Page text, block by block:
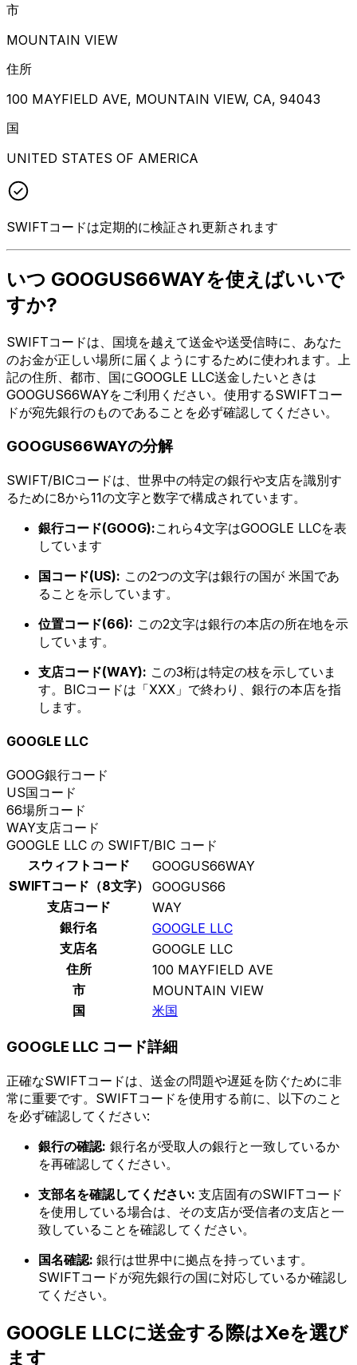
市
MOUNTAIN VIEW
住所
100 MAYFIELD AVE, MOUNTAIN VIEW, CA, 94043
国
UNITED STATES OF AMERICA
SWIFTコードは定期的に検証され更新されます
いつ GOOGUS66WAYを使えばいいで
すか?
SWIFTコードは、国境を越えて送金や送受信時に、あなた
のお金が正しい場所に届くようにするために使われます。上
記の住所、都市、国にGOOGLE LLC送金したいときは
GOOGUS66WAYをご利用ください。使用するSWIFTコー
ドが宛先銀行のものであることを必ず確認してください。
GOOGUS66WAYの分解
SWIFT/BICコードは、世界中の特定の銀行や支店を識別す
るために8から11の文字と数字で構成されています。
銀行コード(GOOG):これら4文字はGOOGLE LLCを表
しています
国コード(US): この2つの文字は銀行の国が 米国であ
ることを示しています。
位置コード(66): この2文字は銀行の本店の所在地を示
しています。
支店コード(WAY): この3桁は特定の枝を示していま
す。BICコードは「XXX」で終わり、銀行の本店を指
します。
GOOGLE LLC
GOOG銀行コード
US国コード
66場所コード
WAY支店コード
GOOGLE LLC の SWIFT/BIC コード
スウィフトコード
GOOGUS66WAY
SWIFTコード（8文字）
GOOGUS66
支店コード
WAY
銀行名
GOOGLE LLC
支店名
GOOGLE LLC
住所
100 MAYFIELD AVE
市
MOUNTAIN VIEW
国
米国
GOOGLE LLC コード詳細
正確なSWIFTコードは、送金の問題や遅延を防ぐために非
常に重要です。SWIFTコードを使用する前に、以下のこと
を必ず確認してください:
銀行の確認: 銀行名が受取人の銀行と一致しているか
を再確認してください。
支部名を確認してください: 支店固有のSWIFTコード
を使用している場合は、その支店が受信者の支店と一
致していることを確認してください。
国名確認: 銀行は世界中に拠点を持っています。
SWIFTコードが宛先銀行の国に対応しているか確認し
てください。
GOOGLE LLCに送金する際はXeを選び
ます